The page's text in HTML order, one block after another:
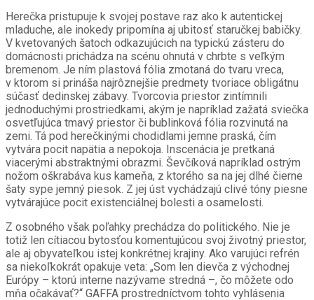
Herečka pristupuje k svojej postave raz ako k autentickej
mladuche, ale inokedy pripomína aj ubitosť staručkej babičky.
V kvetovaných šatoch odkazujúcich na typickú zásteru do
domácnosti prichádza na scénu ohnutá v chrbte s veľkým
bremenom. Je ním plastová fólia zmotaná do tvaru vreca,
v ktorom si prináša najrôznejšie predmety tvoriace obligátnu
súčasť dedinskej zábavy. Tvorcovia priestor zintímnili
jednoduchými prostriedkami, akým je napríklad zažatá sviečka
osvetľujúca tmavý priestor či bublinková fólia rozvinutá na
zemi. Tá pod herečkinými chodidlami jemne praská, čím
vytvára pocit napätia a nepokoja. Inscenácia je pretkaná
viacerými abstraktnými obrazmi. Ševčíková napríklad ostrým
nožom oškrabáva kus kameňa, z ktorého sa na jej dlhé čierne
šaty sype jemný piesok. Z jej úst vychádzajú clivé tóny piesne
vytvárajúce pocit existenciálnej bolesti a osamelosti.
Z osobného však poľahky prechádza do politického. Nie je
totiž len cítiacou bytosťou komentujúcou svoj životný priestor,
ale aj obyvateľkou istej konkrétnej krajiny. Ako varujúci refrén
sa niekoľkokrát opakuje veta: „Som len dievča z východnej
Európy – ktorú interne nazývame stredná –, čo môžete odo
mňa očakávať?“ GAFFA prostredníctvom tohto vyhlásenia